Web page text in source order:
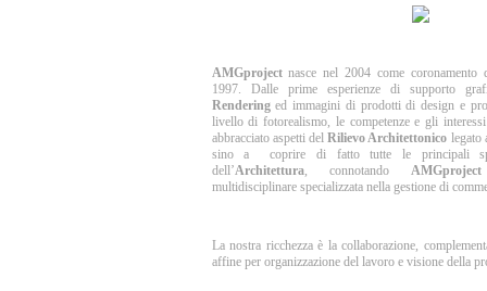
AMGprojectnasce nel 2004 come coronamento
1997. Dalle prime esperienze di supporto
Renderinged immagini di prodotti di design e
livello di fotorealismo, le competenze e gli
abbracciato aspetti delRilievo Architettonico legato
sino a coprire di fatto tutte le principali
dell’Architettura, connotando AMGproject
multidisciplinare specializzata nella gestione di
La nostra ricchezza è la collaborazione,
affine per organizzazione del lavoro e visione della